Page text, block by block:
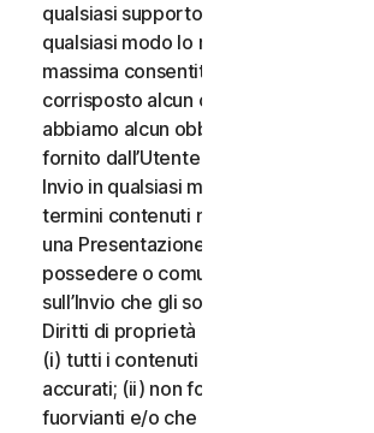
qualsiasi supporto, senza alcuna
qualsiasi modo lo riteniamo
massima consentita dalla legge
corrisposto alcun compenso per l’uso
abbiamo alcun obbligo di pubblicare o
fornito dall’Utente e possiamo
Invio in qualsiasi momento, in
termini contenuti nel presente
una Presentazione, l’Utente dichiara e
possedere o comunque controllare
sull’Invio che gli sono necessari per
Diritti di proprietà intellettuale.
(i) tutti i contenuti dei propri Invii
accurati; (ii) non fornirà Invii ritenuti
fuorvianti e/o che possano essere